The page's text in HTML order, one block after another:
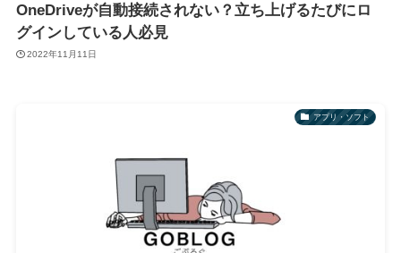
OneDriveが自動接続されない？立ち上げるたびにロ
グインしている人必見
2022年11月11日
アプリ・ソフト